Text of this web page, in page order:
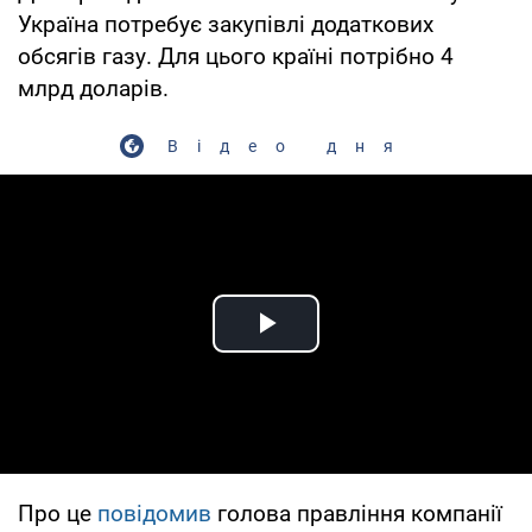
Україна потребує закупівлі додаткових
обсягів газу. Для цього країні потрібно 4
млрд доларів.
Відео дня
Play Video
Про це повідомив голова правління компанії